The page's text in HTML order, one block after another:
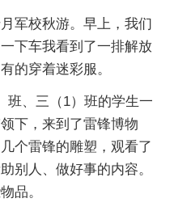
军校秋游。早上，我们
下车我看到了一排解放
的穿着迷彩服。
班、三（1）班的学生一
下，来到了雷锋博物
个雷锋的雕塑，观看了
别人、做好事的内容。
品。